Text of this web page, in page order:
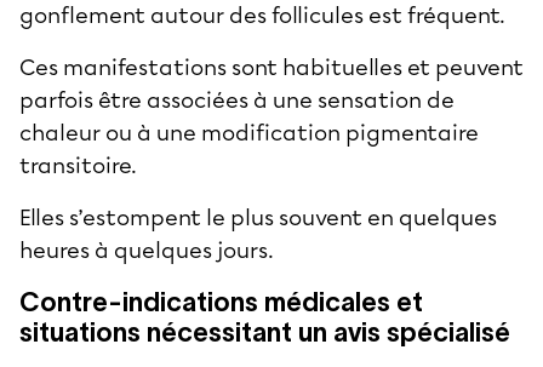
gonflement autour des follicules est fréquent.
Ces manifestations sont habituelles et peuvent
parfois être associées à une sensation de
chaleur ou à une modification pigmentaire
transitoire.
Elles s’estompent le plus souvent en quelques
heures à quelques jours.
Contre-indications médicales et
situations nécessitant un avis spécialisé